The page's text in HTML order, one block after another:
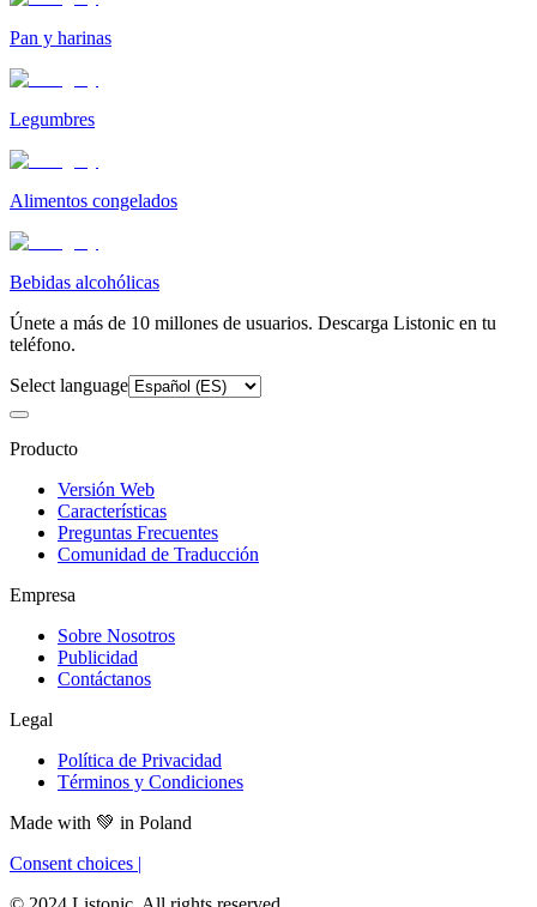
Pan y harinas
Legumbres
Alimentos congelados
Bebidas alcohólicas
Únete a más de 10 millones de usuarios. Descarga Listonic en tu
teléfono.
Select language
Producto
Versión Web
Características
Preguntas Frecuentes
Comunidad de Traducción
Empresa
Sobre Nosotros
Publicidad
Contáctanos
Legal
Política de Privacidad
Términos y Condiciones
Made with 💚 in Poland
Consent choices |